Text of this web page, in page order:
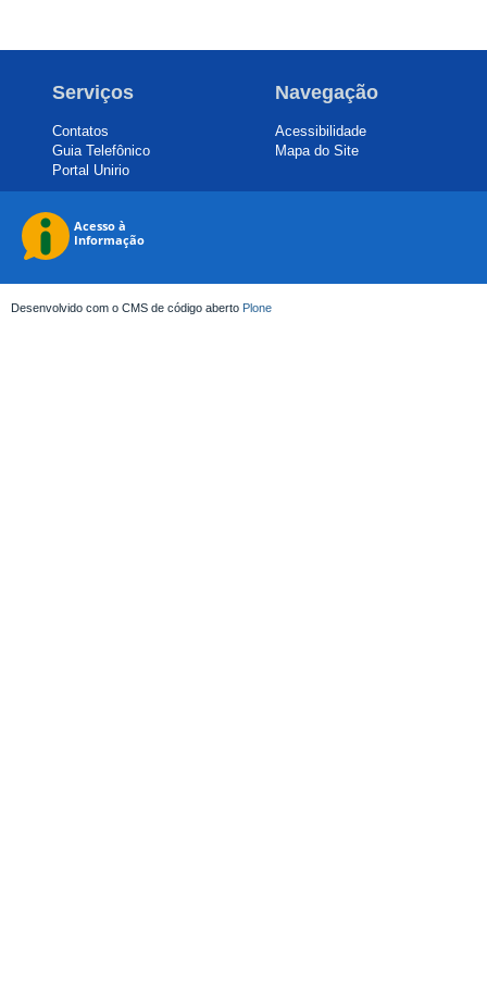
Serviços
Contatos
Guia Telefônico
Portal Unirio
Navegação
Acessibilidade
Mapa do Site
Desenvolvido com o CMS de código aberto Plone